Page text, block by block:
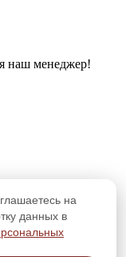
наш менеджер!
на
данных в